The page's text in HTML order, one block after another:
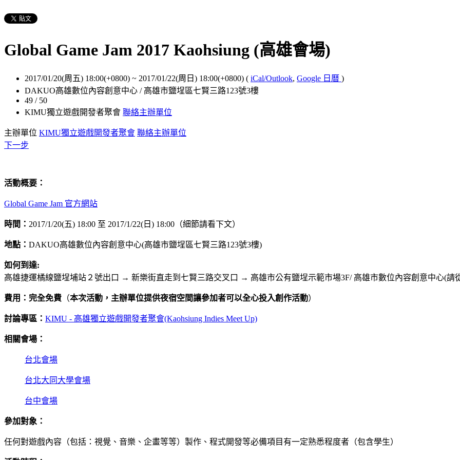
Global Game Jam 2017 Kaohsiung (高雄會場)
2017/01/20(周五) 18:00(+0800) ~ 2017/01/22(周日) 18:00(+0800) ( iCal/Outlook, Google 日曆 )
DAKUO高雄數位內容創意中心 / 高雄市鹽埕區七賢三路123號3樓
49 / 50
KIMU獨立遊戲開發者聚會 聯絡主辦單位
主辦單位 KIMU獨立遊戲開發者聚會 聯絡主辦單位
下一步
活動概要：
Global Game Jam 官方網站
時間： 2017/1/20(五) 18:00 至 2017/1/22(日) 18:00（細節請看下文）
地點： DAKUO高雄數位內容創意中心(高雄市鹽埕區七賢三路123號3樓)
如何到達:
高雄捷運橘線鹽埕埔站２號出口 → 新樂街直走到七賢三路交叉口 → 高雄市公有鹽埕示範市場3F/ 高雄市數位內容創意中心(請
費用：完全免費 （本次活動，主辦單位提供夜宿空間讓參加者可以全心投入創作活動）
討論專區： KIMU - 高雄獨立遊戲開發者聚會(Kaohsiung Indies Meet Up)
相關會場：
台北會場
台北大同大學會場
台中會場
參加對象：
任何對遊戲內容（包括：視覺、音樂、企畫等等）製作、程式開發等必備項目有一定熟悉程度者（包含學生）